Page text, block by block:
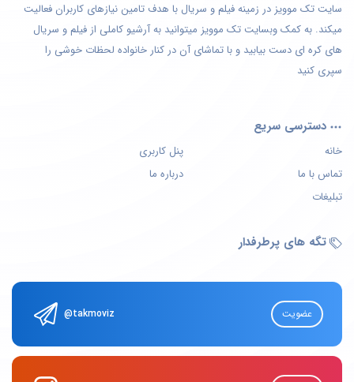
سایت تک موویز در زمینه فیلم و سریال با هدف تامین نیازهای کاربران فعالیت
میکند. به کمک وبسایت تک موویز میتوانید به آرشیو کاملی از فیلم و سریال
های کره ای دست بیابید و با تماشای آن در کنار خانواده لحظات خوشی را
سپری کنید
دسترسی سریع
خانه
پنل کاربری
تماس با ما
درباره ما
تبلیغات
تگه های پرطرفدار
@takmoviz عضویت